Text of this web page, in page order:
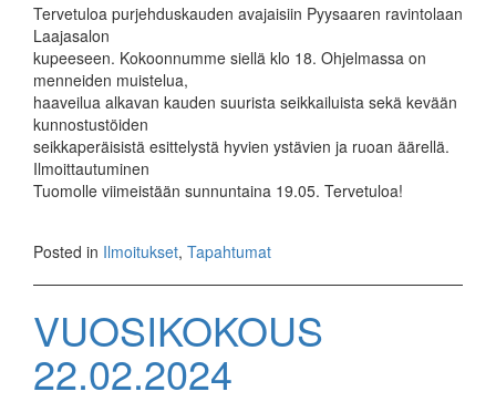
Tervetuloa purjehduskauden avajaisiin Pyysaaren ravintolaan
Laajasalon
kupeeseen. Kokoonnumme siellä klo 18. Ohjelmassa on
menneiden muistelua,
haaveilua alkavan kauden suurista seikkailuista sekä kevään
kunnostustöiden
seikkaperäisistä esittelystä hyvien ystävien ja ruoan äärellä.
Ilmoittautuminen
Tuomolle viimeistään sunnuntaina 19.05. Tervetuloa!
Posted in Ilmoitukset, Tapahtumat
VUOSIKOKOUS
22.02.2024